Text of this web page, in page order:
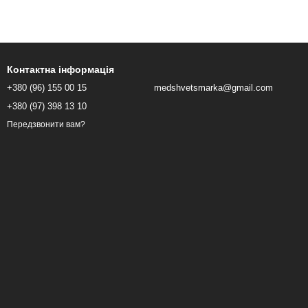
Контактна інформація
+380 (96) 155 00 15
+380 (97) 398 13 10
Передзвонити вам?
medshvetsmarka@gmail.com